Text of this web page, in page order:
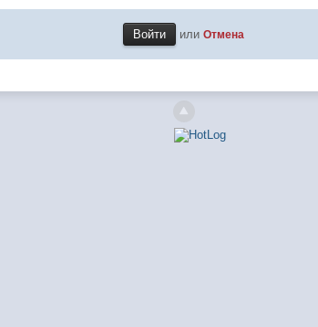
илиОтмена